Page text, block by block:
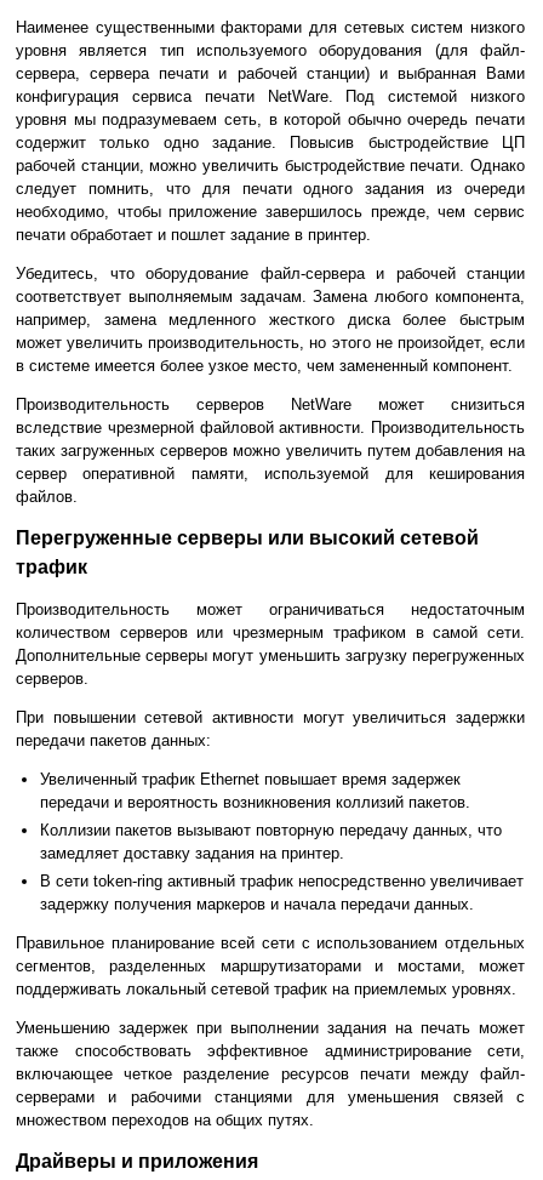
Наименее существенными факторами для сетевых систем низкого
уровня является тип используемого оборудования (для файл-
сервера, сервера печати и рабочей станции) и выбранная Вами
конфигурация сервиса печати NetWare. Под системой низкого
уровня мы подразумеваем сеть, в которой обычно очередь печати
содержит только одно задание. Повысив быстродействие ЦП
рабочей станции, можно увеличить быстродействие печати. Однако
следует помнить, что для печати одного задания из очереди
необходимо, чтобы приложение завершилось прежде, чем сервис
печати обработает и пошлет задание в принтер.
Убедитесь, что оборудование файл-сервера и рабочей станции
соответствует выполняемым задачам. Замена любого компонента,
например, замена медленного жесткого диска более быстрым
может увеличить производительность, но этого не произойдет, если
в системе имеется более узкое место, чем замененный компонент.
Производительность серверов NetWare может снизиться
вследствие чрезмерной файловой активности. Производительность
таких загруженных серверов можно увеличить путем добавления на
сервер оперативной памяти, используемой для кеширования
файлов.
Перегруженные серверы или высокий сетевой
трафик
Производительность может ограничиваться недостаточным
количеством серверов или чрезмерным трафиком в самой сети.
Дополнительные серверы могут уменьшить загрузку перегруженных
серверов.
При повышении сетевой активности могут увеличиться задержки
передачи пакетов данных:
Увеличенный трафик Ethernet повышает время задержек
передачи и вероятность возникновения коллизий пакетов.
Коллизии пакетов вызывают повторную передачу данных, что
замедляет доставку задания на принтер.
В сети token-ring активный трафик непосредственно увеличивает
задержку получения маркеров и начала передачи данных.
Правильное планирование всей сети с использованием отдельных
сегментов, разделенных маршрутизаторами и мостами, может
поддерживать локальный сетевой трафик на приемлемых уровнях.
Уменьшению задержек при выполнении задания на печать может
также способствовать эффективное администрирование сети,
включающее четкое разделение ресурсов печати между файл-
серверами и рабочими станциями для уменьшения связей с
множеством переходов на общих путях.
Драйверы и приложения